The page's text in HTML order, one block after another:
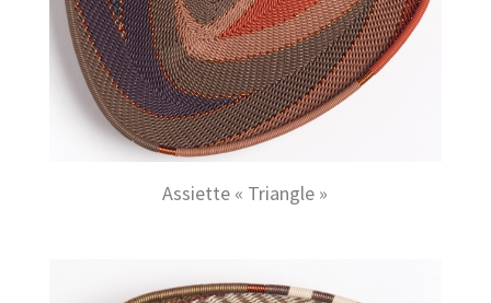
Assiette « Triangle »